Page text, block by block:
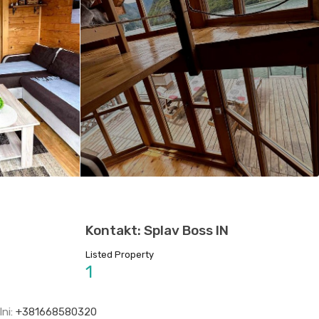
Kontakt: Splav Boss IN
Listed Property
1
+381668580320